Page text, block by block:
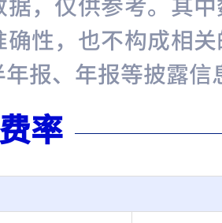
据，仅供参考。其
确性，也不构成相
报、年报等披露信
率